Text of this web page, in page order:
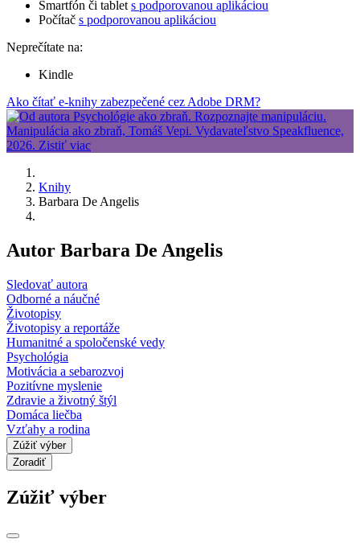
Smartfón či tablet s podporovanou aplikáciou
Počítač s podporovanou aplikáciou
Neprečítate na:
Kindle
Ako čítať e-knihy zabezpečené cez Adobe DRM?
Knihy
Barbara De Angelis
Autor Barbara De Angelis
Sledovať autora
Odborné a náučné
Životopisy
Životopisy a reportáže
Humanitné a spoločenské vedy
Psychológia
Motivácia a sebarozvoj
Pozitívne myslenie
Zdravie a životný štýl
Domáca liečba
Vzťahy a rodina
Zúžiť výber
Zoradiť
Zúžiť výber